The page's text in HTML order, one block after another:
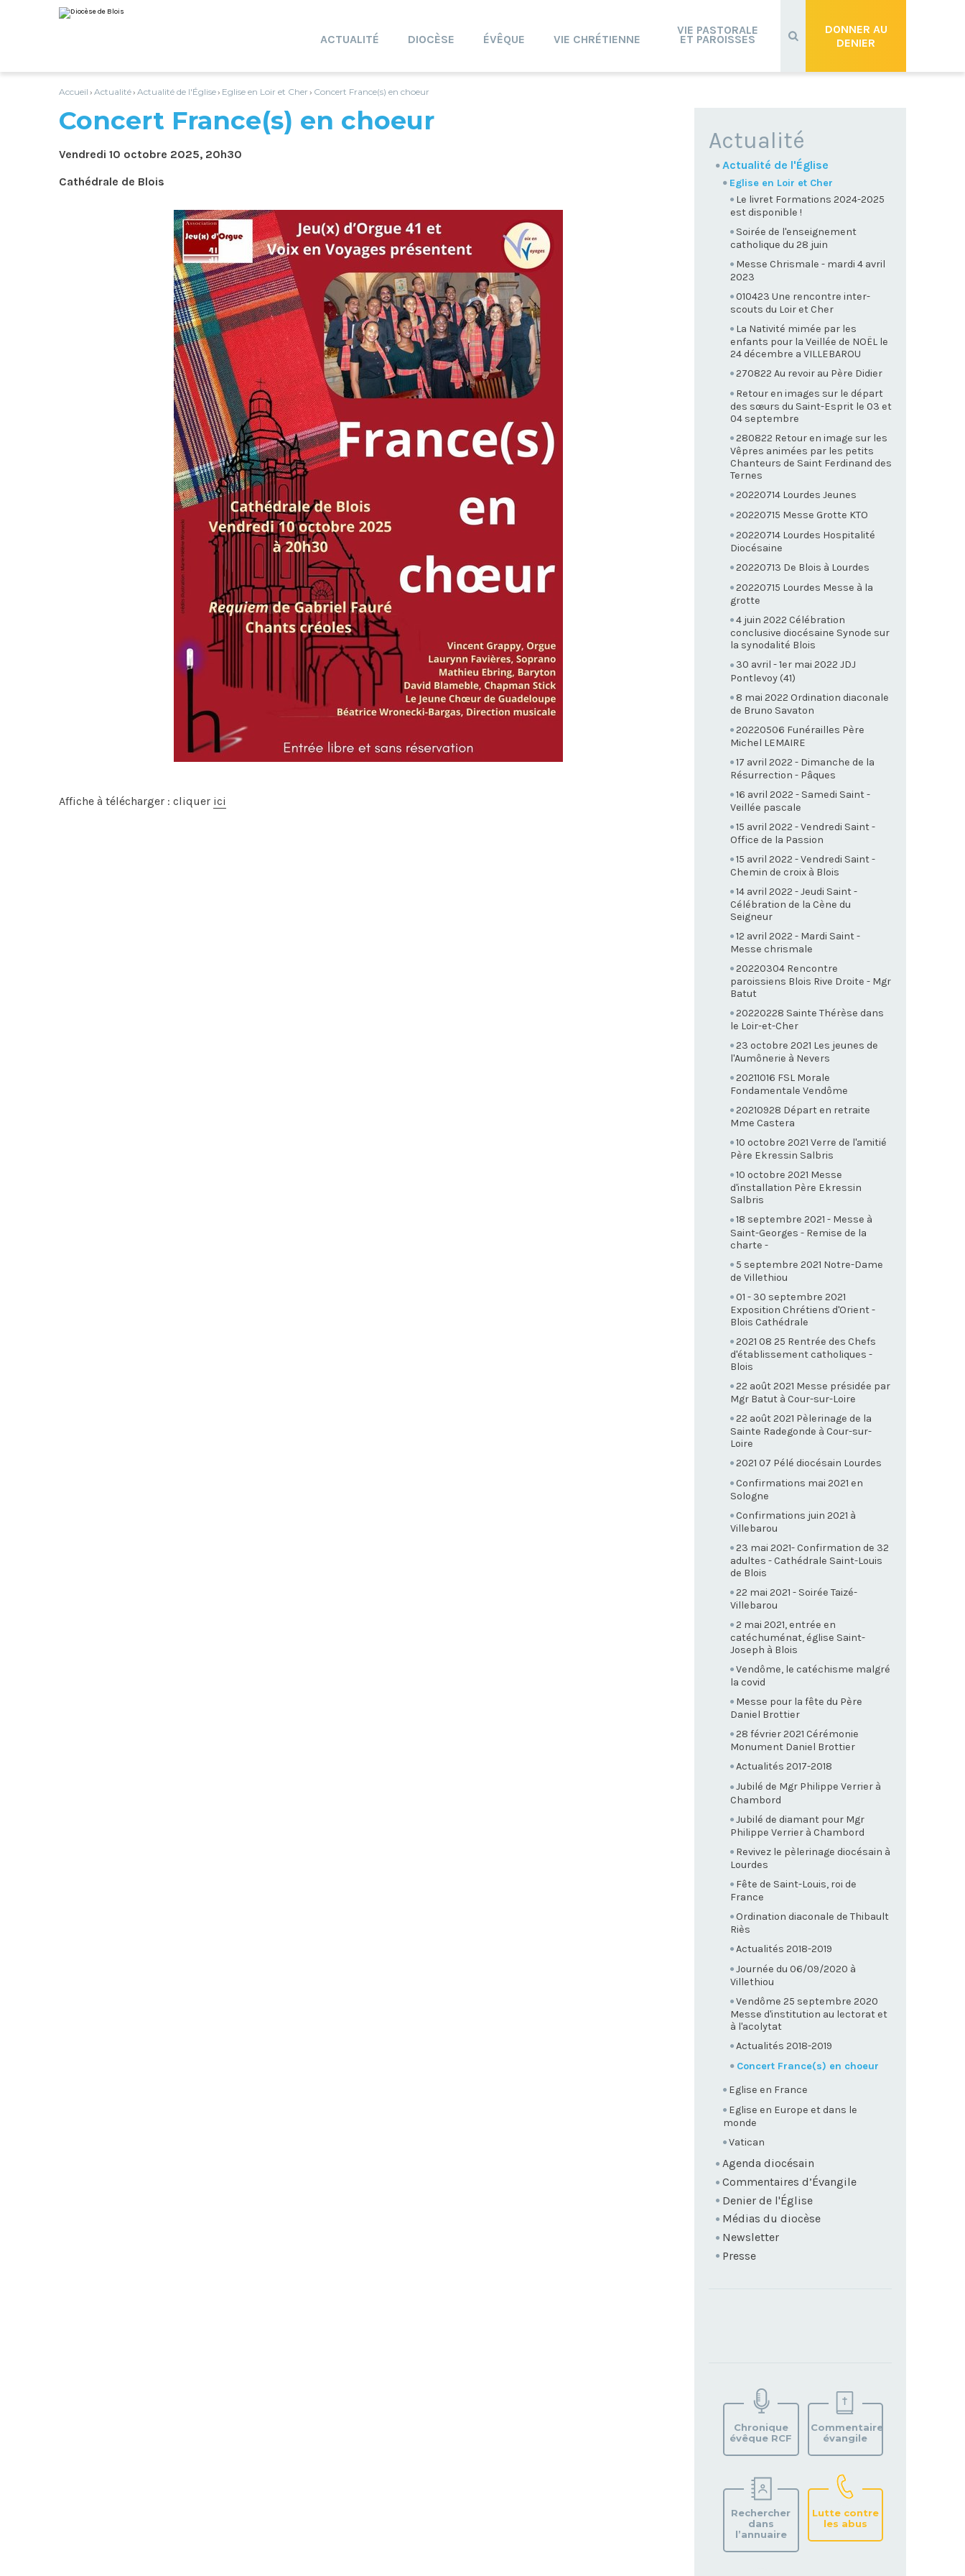
au
contenu.
personnels
DONNER AU
DENIER
ACTUALITÉ DIOCÈSE ÉVÊQUE VIE CHRÉTIENNE
VIE PASTORALE
ET PAROISSES
Accueil › Actualité› Actualité de l'Église› Eglise en Loir et Cher› Concert France(s) en choeur
Concert France(s) en choeur
Vendredi 10 octobre 2025, 20h30
Cathédrale de Blois
Affiche à télécharger : cliquer ici
NAVIGATION
Actualité
Actualité de l'Église
Eglise en Loir et Cher
Le livret Formations 2024-2025
est disponible !
Soirée de l'enseignement
catholique du 28 juin
Messe Chrismale - mardi 4 avril
2023
010423 Une rencontre inter-
scouts du Loir et Cher
La Nativité mimée par les
enfants pour la Veillée de NOËL le
24 décembre a VILLEBAROU
270822 Au revoir au Père Didier
Retour en images sur le départ
des sœurs du Saint-Esprit le 03 et
04 septembre
280822 Retour en image sur les
Vêpres animées par les petits
Chanteurs de Saint Ferdinand des
Ternes
20220714 Lourdes Jeunes
20220715 Messe Grotte KTO
20220714 Lourdes Hospitalité
Diocésaine
20220713 De Blois à Lourdes
20220715 Lourdes Messe à la
grotte
4 juin 2022 Célébration
conclusive diocésaine Synode sur
la synodalité Blois
30 avril - 1er mai 2022 JDJ
Pontlevoy (41)
8 mai 2022 Ordination diaconale
de Bruno Savaton
20220506 Funérailles Père
Michel LEMAIRE
17 avril 2022 - Dimanche de la
Résurrection - Pâques
16 avril 2022 - Samedi Saint -
Veillée pascale
15 avril 2022 - Vendredi Saint -
Office de la Passion
15 avril 2022 - Vendredi Saint -
Chemin de croix à Blois
14 avril 2022 - Jeudi Saint -
Célébration de la Cène du
Seigneur
12 avril 2022 - Mardi Saint -
Messe chrismale
20220304 Rencontre
paroissiens Blois Rive Droite - Mgr
Batut
20220228 Sainte Thérèse dans
le Loir-et-Cher
23 octobre 2021 Les jeunes de
l'Aumônerie à Nevers
20211016 FSL Morale
Fondamentale Vendôme
20210928 Départ en retraite
Mme Castera
10 octobre 2021 Verre de l'amitié
Père Ekressin Salbris
10 octobre 2021 Messe
d'installation Père Ekressin
Salbris
18 septembre 2021 - Messe à
Saint-Georges - Remise de la
charte -
5 septembre 2021 Notre-Dame
de Villethiou
01 - 30 septembre 2021
Exposition Chrétiens d'Orient -
Blois Cathédrale
2021 08 25 Rentrée des Chefs
d'établissement catholiques -
Blois
22 août 2021 Messe présidée par
Mgr Batut à Cour-sur-Loire
22 août 2021 Pèlerinage de la
Sainte Radegonde à Cour-sur-
Loire
2021 07 Pélé diocésain Lourdes
Confirmations mai 2021 en
Sologne
Confirmations juin 2021 à
Villebarou
23 mai 2021- Confirmation de 32
adultes - Cathédrale Saint-Louis
de Blois
22 mai 2021 - Soirée Taizé-
Villebarou
2 mai 2021, entrée en
catéchuménat, église Saint-
Joseph à Blois
Vendôme, le catéchisme malgré
la covid
Messe pour la fête du Père
Daniel Brottier
28 février 2021 Cérémonie
Monument Daniel Brottier
Actualités 2017-2018
Jubilé de Mgr Philippe Verrier à
Chambord
Jubilé de diamant pour Mgr
Philippe Verrier à Chambord
Revivez le pèlerinage diocésain à
Lourdes
Fête de Saint-Louis, roi de
France
Ordination diaconale de Thibault
Riès
Actualités 2018-2019
Journée du 06/09/2020 à
Villethiou
Vendôme 25 septembre 2020
Messe d'institution au lectorat et
à l'acolytat
Actualités 2018-2019
Concert France(s) en choeur
Eglise en France
Eglise en Europe et dans le
monde
Vatican
Agenda diocésain
Commentaires d’Évangile
Denier de l'Église
Médias du diocèse
Newsletter
Presse
VOTRE
PAROISSE
Chronique
évêque RCF
Commentaire
évangile
Rechercher
dans
l’annuaire
Lutte contre
les abus